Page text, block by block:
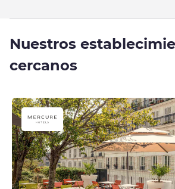
Nuestros
cercanos